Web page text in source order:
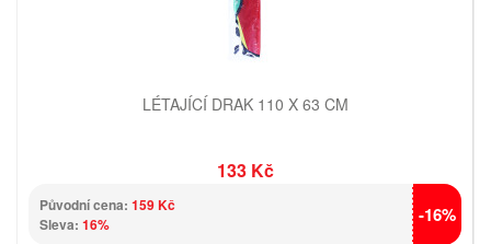
LÉTAJÍCÍ DRAK 110 X 63 CM
133 Kč
Původní cena: 159 Kč
Sleva: 16% -16%